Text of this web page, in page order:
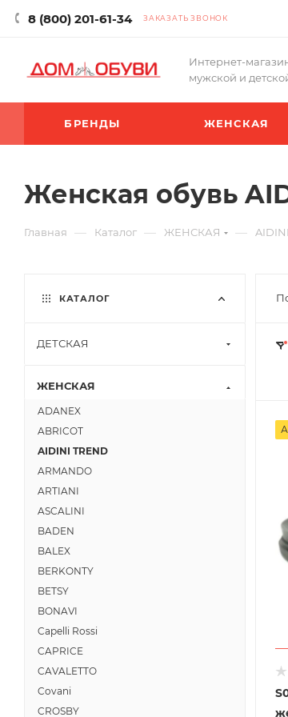
8 (800) 201-61-34 ЗАКАЗАТЬ ЗВОНОК
Интернет-
мужской и
БРЕНДЫ ЖЕНСКАЯ
Женская обувь
Главная — Каталог — ЖЕНСКАЯ —
КАТАЛОГ
ДЕТСКАЯ
ЖЕНСКАЯ
ADANEX
ABRICOT
AIDINI TREND
ARMANDO
ARTIANI
ASCALINI
BADEN
BALEX
BERKONTY
BETSY
BONAVI
Capelli Rossi
CAPRICE
CAVALETTO
Covani
CROSBY